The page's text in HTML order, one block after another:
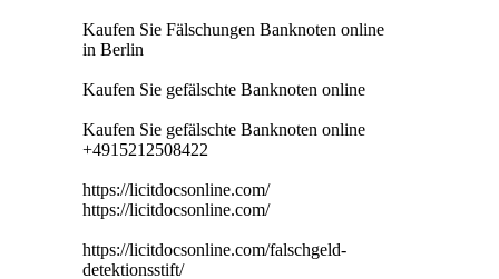
Kaufen Sie Fälschungen Banknoten online
in Berlin
Kaufen Sie gefälschte Banknoten online
Kaufen Sie gefälschte Banknoten online
+4915212508422
https://licitdocsonline.com/
https://licitdocsonline.com/
https://licitdocsonline.com/falschgeld-
detektionsstift/